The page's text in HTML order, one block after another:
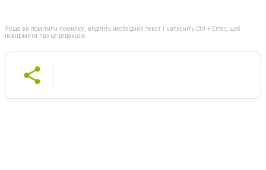
Якщо ви помітили помилку, виділіть необхідний текст і натисніть Ctrl + Enter, щоб
повідомити про це редакцію